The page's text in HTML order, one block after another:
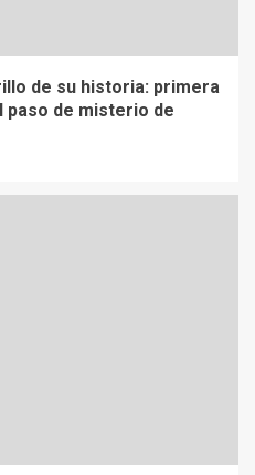
de su historia: primera
de misterio de